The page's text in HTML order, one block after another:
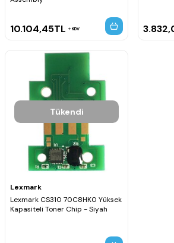
10.104,45TL KDV
Tükendi
Lexmark
Lexmark CS310 70C8HK0 Yüksek
Kapasiteli Toner Chip - Siyah